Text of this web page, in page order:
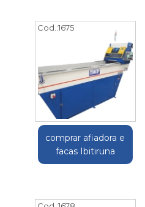
Cod.:1675
comprar afiadora e
facas Ibitiruna